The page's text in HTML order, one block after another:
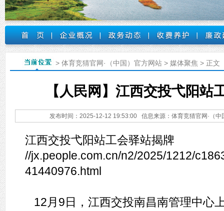
> 体育竞猜官网·（中国）官方网站 > 媒体聚焦 > 正文
【人民网】江西交投弋阳站
发布时间：2025-12-12 19:53:00 信息来源：体育竞猜官网·（
江西交投弋阳站工会驿站揭牌
//jx.people.com.cn/n2/2025/1212/
41440976.html
12月9日，江西交投南昌南管理中心